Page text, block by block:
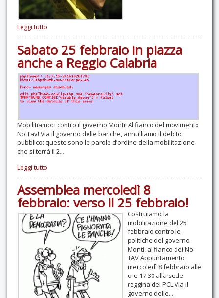
Leggi tutto
Sabato 25 febbraio in piazza
anche a Reggio Calabria
Mobilitiamoci contro il governo Monti! Al fianco del movimento
No Tav! Via il governo delle banche, annulliamo il debito
pubblico: queste sono le parole d’ordine della mobilitazione
che si terrà il 2...
Leggi tutto
Assemblea mercoledì 8
febbraio: verso il 25 febbraio!
Costruiamo la
mobilitazione del 25
febbraio contro le
politiche del governo
Monti, al fianco dei No
TAV Appuntamento
mercoledì 8 febbraio alle
ore 17.30 alla sede
reggina del PCL Via il
governo delle...